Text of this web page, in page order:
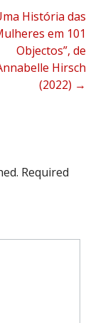
História das
em 101
Objectos”, de
Hirsch
(2022) →
Required